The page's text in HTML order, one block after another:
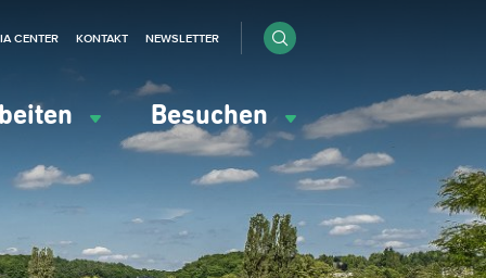
Besuchen
CENTER KONTAKT NEWSLETTER